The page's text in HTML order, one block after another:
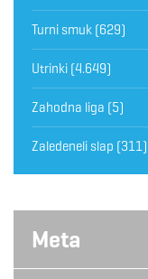
Turni smuk (629)
Utrinki (4.649)
Zahodna liga (5)
Zaledeneli slap (311)
Meta